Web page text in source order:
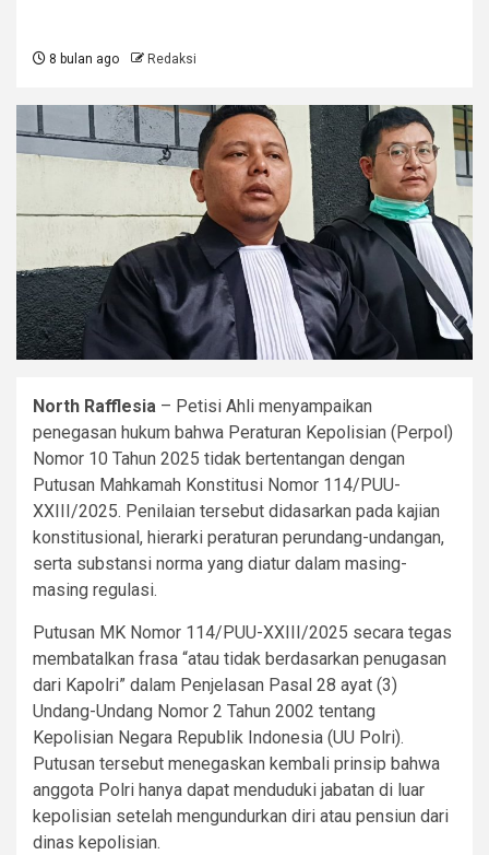
8 bulan ago Redaksi
North Rafflesia – Petisi Ahli menyampaikan
penegasan hukum bahwa Peraturan Kepolisian (Perpol)
Nomor 10 Tahun 2025 tidak bertentangan dengan
Putusan Mahkamah Konstitusi Nomor 114/PUU-
XXIII/2025. Penilaian tersebut didasarkan pada kajian
konstitusional, hierarki peraturan perundang-undangan,
serta substansi norma yang diatur dalam masing-
masing regulasi.
Putusan MK Nomor 114/PUU-XXIII/2025 secara tegas
membatalkan frasa “atau tidak berdasarkan penugasan
dari Kapolri” dalam Penjelasan Pasal 28 ayat (3)
Undang-Undang Nomor 2 Tahun 2002 tentang
Kepolisian Negara Republik Indonesia (UU Polri).
Putusan tersebut menegaskan kembali prinsip bahwa
anggota Polri hanya dapat menduduki jabatan di luar
kepolisian setelah mengundurkan diri atau pensiun dari
dinas kepolisian.